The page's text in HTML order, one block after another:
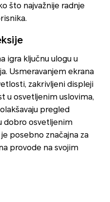
što najvažnije radnje
igra ključnu ulogu u
Usmeravanjem ekrana
zakrivljeni displeji
u osvetljenim uslovima,
pregled
dobro osvetljenim
posebno značajna za
provode na svojim